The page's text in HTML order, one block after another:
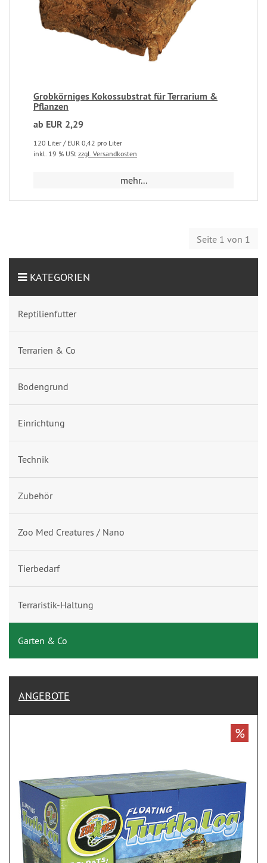
Grobkörniges Kokossubstrat für Terrarium &
Pflanzen
ab EUR 2,29
120 Liter / EUR 0,42 pro Liter
inkl. 19 % USt zzgl. Versandkosten
mehr...
Seite 1 von 1
KATEGORIEN
Reptilienfutter
Terrarien & Co
Bodengrund
Einrichtung
Technik
Zubehör
Zoo Med Creatures / Nano
Tierbedarf
Terraristik-Haltung
Garten & Co
ANGEBOTE
%